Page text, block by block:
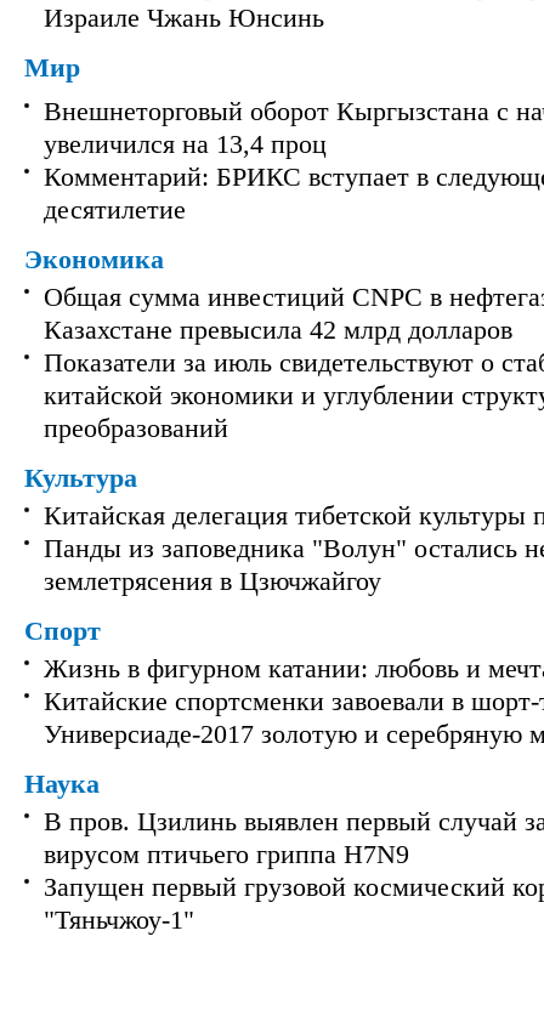
Израиле Чжань Юнсинь
Мир
Внешнеторговый оборот Кыргызстана с
увеличился на 13,4 проц
Комментарий: БРИКС вступает в
десятилетие
Экономика
Общая сумма инвестиций CNPC в
Казахстане превысила 42 млрд долларов
Показатели за июль свидетельствуют о
китайской экономики и углублении
преобразований
Культура
Китайская делегация тибетской культуры
Панды из заповедника "Волун" остались
землетрясения в Цзючжайгоу
Спорт
Жизнь в фигурном катании: любовь и
Китайские спортсменки завоевали в шорт-
Универсиаде-2017 золотую и серебряную
Наука
В пров. Цзилинь выявлен первый случай
вирусом птичьего гриппа H7N9
Запущен первый грузовой космический
"Тяньчжоу-1"